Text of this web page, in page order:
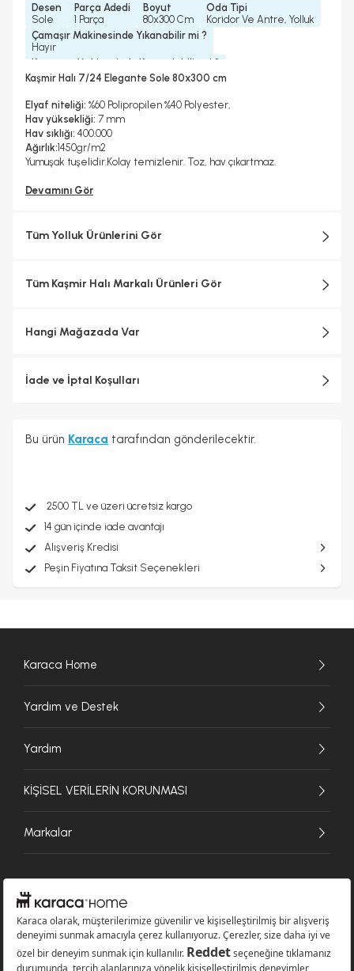
Desen
Sole
Parça Adedi
1 Parça
Boyut
80x300 Cm
Oda Tipi
Koridor Ve Antre, Yolluk
Çamaşır Makinesinde Yıkanabilir mi ?
Hayır
Kurutma Makinesinde Kurutulabilir mi ?
Hayır
Hayır
2 Yıl
Halı Metrekare (M2)
2, 4
Kaşmir Halı 7/24 Elegante Sole 80x300 cm
Elyaf niteliği: %60 Polipropilen %40 Polyester,
Hav yüksekliği: 7 mm
Hav sıklığı: 400.000
Ağırlık:1450gr/m2
Yumuşak tuşelidir.Kolay temizlenir. Toz, hav çıkartmaz.
Devamını Gör
Tüm Yolluk Ürünlerini Gör
Tüm Kaşmir Halı Markalı Ürünleri Gör
Hangi Mağazada Var
İade ve İptal Koşulları
Bu ürün Karaca tarafından gönderilecektir.
2500 TL ve üzeri ücretsiz kargo
14 gün içinde iade avantajı
Alışveriş Kredisi
Peşin Fiyatına Taksit Seçenekleri
Karaca Home
Yardım ve Destek
Yardım
KİŞİSEL VERİLERİN KORUNMASI
Markalar